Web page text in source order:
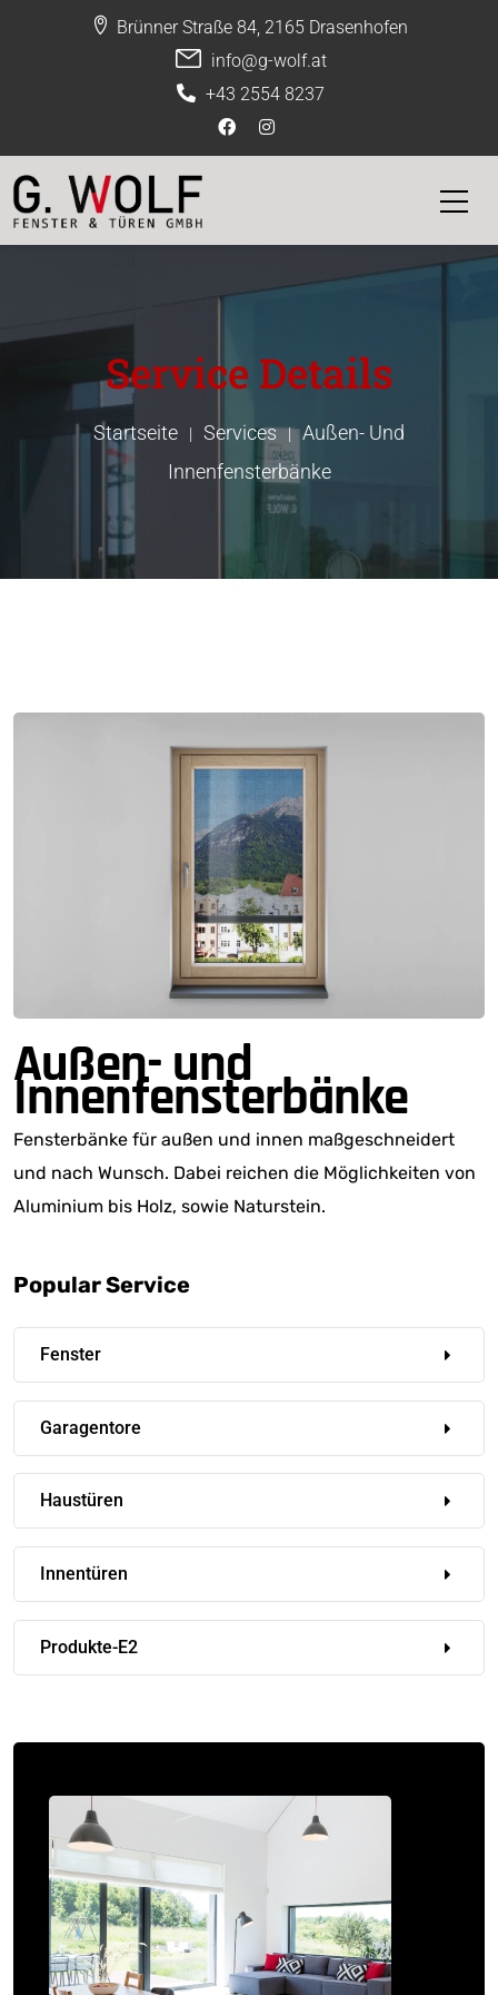
+43 2554 8237
Brünner Straße 84, 2165 Drasenhofen
info@g-wolf.at
Service Details
Startseite | Services | Außen- Und
Innenfensterbänke
Außen- und
Innenfensterbänke
Fensterbänke für außen und innen maßgeschneidert
und nach Wunsch. Dabei reichen die Möglichkeiten von
Aluminium bis Holz, sowie Naturstein.
Popular Service
Fenster
Garagentore
Haustüren
Innentüren
Produkte-E2